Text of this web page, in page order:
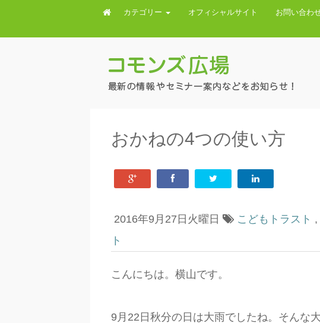
カテゴリー オフィシャルサイト お問い合わ
おかねの4つの使い方
2016年9月27日火曜日 こどもトラスト ,
ト
こんにちは。横山です。
9月22日秋分の日は大雨でしたね。そんな